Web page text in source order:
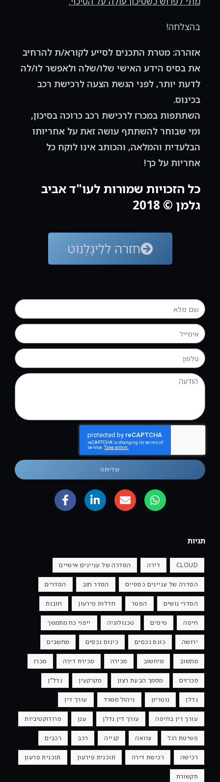
בהצלחה!
אזהרה: מטרת התכנים לסייע לקורא/ת להרחיב
את בסיס הידע האישי שלו/שלה ולאפשר לו/לה
לדעת יותר, לפני הגשת הצעה לרכישת רכב
בכינוס.
השתתפות במכרז לרכישת רכב כרוכה בסיכון,
ומי שבוחר להשתתף עושה זאת על אחריותו
הבלעדית והמלאה, והכותב אינו לוקח כל
אחריות על כך!
כל הזכויות שמורות לעו"ד אביב
גלמן © 2018
חזרה ללִיגָלְנוֹט
שליחה
תגיות
CLOUD דירה הסדרה של עניינים אישיים
הסדרה של עניינים כספיים הסדר חוב הסדרים
הסדרי נושים הפטר חדלות פירעון חובות
חיפה טיפים טכנולוגיה ייפוי כח מתמשך
ירושה כונס נכסים כינוס נכסים מחשבים
מחשוב מיחשוב מכירה מכירת דירה מכרז
מכרזים מסמך הבעת רצון מקרקעין נדל"ן
נדלן נוטריון ניהול משרד עורך דין
עורך דין בחיפה עורך דין נדלן ענן פרודוקטיביות
פשיטת רגל צוואה קנייה רכב רכבים
רכישה רכישת דירה תוכנית פירעון תוכנית פרעון
תקשורת